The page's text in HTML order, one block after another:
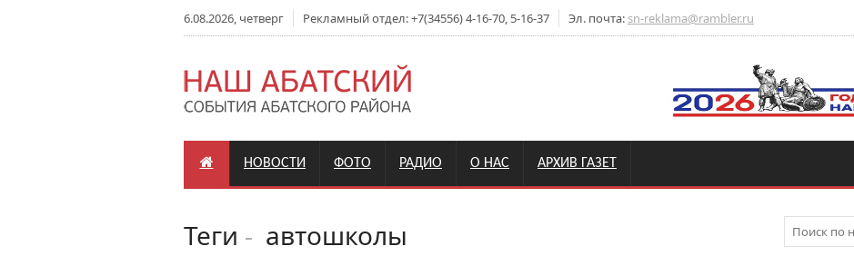
6.08.2026, четверг Рекламный отдел: +7(34556) 4-16-70, 5-16-37 Эл. почта: sn-reklama@rambler.ru
НОВОСТИ ФОТО РАДИО О НАС АРХИВ ГАЗЕТ
Теги - автошколы